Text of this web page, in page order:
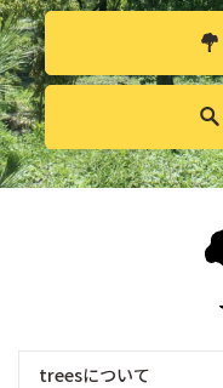
treesについて